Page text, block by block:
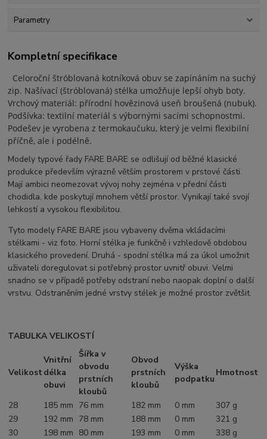
Parametry
Kompletní specifikace
Celoroční štróblovaná kotníková obuv se zapínáním na suchý
zip. Našívací (štróblovaná) stélka umožňuje lepší ohyb boty.
Vrchový materiál: přírodní hovězinová useň broušená (nubuk).
Podšívka: textilní materiál s výbornými sacími schopnostmi.
Podešev je vyrobena z termokaučuku, který je velmi flexibilní
příčně, ale i podélně.
Modely typové řady FARE BARE se odlišují od běžné klasické
produkce především výrazně větším prostorem v prstové části.
Mají ambici neomezovat vývoj nohy zejména v přední části
chodidla, kde poskytují mnohem větší prostor. Vynikají také svojí
lehkostí a vysokou flexibilitou.
Tyto modely FARE BARE jsou vybaveny dvěma vkládacími
stélkami - viz foto. Horní stélka je funkčně i vzhledově obdobou
klasického provedení. Druhá - spodní stélka má za úkol umožnit
uživateli doregulovat si potřebný prostor uvnitř obuvi. Velmi
snadno se v případě potřeby odstraní nebo naopak doplní o další
vrstvu. Odstraněním jedné vrstvy stélek je možné prostor zvětšit.
TABULKA VELIKOSTÍ
Velikost
Vnitřní
délka
obuvi
Šířka v
obvodu
prstních
kloubů
Obvod
prstních
kloubů
Výška
podpatku
Hmotnost
28 185 mm 76 mm 182 mm 0 mm
307 g
29
192 mm 78 mm 188 mm 0 mm
321 g
30
198 mm 80 mm 193 mm 0 mm
338 g